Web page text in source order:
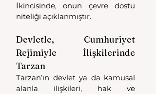
İkincisinde, onun çevre dostu
niteliği açıklanmıştır.
Devletle, Cumhuriyet
Rejimiyle İlişkilerinde
Tarzan
Tarzan’ın devlet ya da kamusal
alanla ilişkileri, hak ve